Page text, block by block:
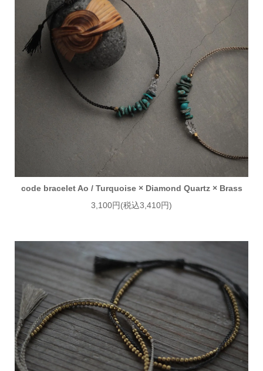
code bracelet Ao / Turquoise × Diamond Quartz × Brass
3,100円(税込3,410円)